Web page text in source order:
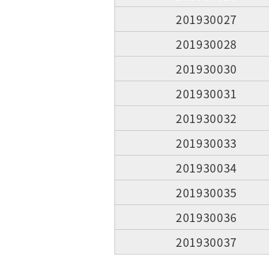
201930027
201930028
201930030
201930031
201930032
201930033
201930034
201930035
201930036
201930037